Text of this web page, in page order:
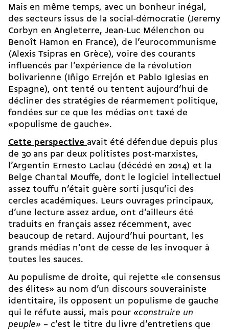
Mais en même temps, avec un bonheur inégal,
des secteurs issus de la social-démocratie (Jeremy
Corbyn en Angleterre, Jean-Luc Mélenchon ou
Benoît Hamon en France), de l’euro­communisme
(Alexis Tsipras en Grèce), voire des courants
influencés par l’expérience de la révolution
bolivarienne (Iñigo Errejón et Pablo Iglesias en
Espagne), ont tenté ou tentent aujourd’hui de
décliner des stratégies de réarmement politique,
fondées sur ce que les médias ont taxé de
«populisme de gauche».
Cette perspective avait été défendue depuis plus
de 30 ans par deux politistes post-marxistes,
l’Argentin Ernesto Laclau (décédé en 2014) et la
Belge Chantal Mouffe, dont le logiciel intellectuel
assez touffu n’était guère sorti jusqu’ici des
cercles académiques. Leurs ouvrages principaux,
d’une lecture assez ardue, ont d’ailleurs été
traduits en français assez récemment, avec
beaucoup de retard. Aujourd’hui pourtant, les
grands médias n’ont de cesse de les invoquer à
toutes les sauces.
Au populisme de droite, qui rejette «le consensus
des élites» au nom d’un discours souverainiste
identitaire, ils opposent un populisme de gauche
qui le réfute aussi, mais pour «construire un
peuple» – c’est le titre du livre d’entretiens que